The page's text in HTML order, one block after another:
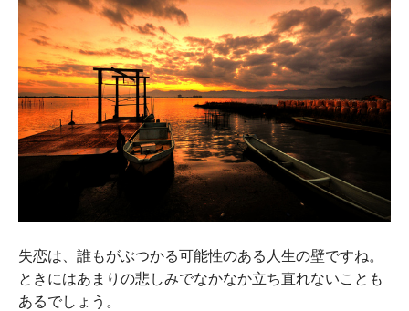
失恋は、誰もがぶつかる可能性のある人生の壁ですね。
ときにはあまりの悲しみでなかなか立ち直れないことも
あるでしょう。